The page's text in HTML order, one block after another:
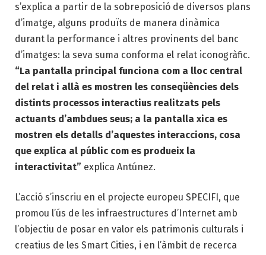
s’explica a partir de la sobreposició de diversos plans
d’imatge, alguns produïts de manera dinàmica
durant la performance i altres provinents del banc
d’imatges: la seva suma conforma el relat iconogràfic.
“La pantalla principal funciona com a lloc central
del relat i allà es mostren les conseqüències dels
distints processos interactius realitzats pels
actuants d’ambdues seus; a la pantalla xica es
mostren els detalls d’aquestes interaccions, cosa
que explica al públic com es produeix la
interactivitat” explica Antúnez.
L’acció s’inscriu en el projecte europeu SPECIFI, que
promou l’ús de les infraestructures d’Internet amb
l’objectiu de posar en valor els patrimonis culturals i
creatius de les Smart Cities, i en l’àmbit de recerca